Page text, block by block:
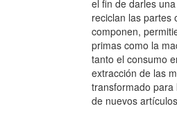
el fin de darles
reciclan las partes
componen,
primas como la
tanto el consumo
extracción de las
transformado para
de nuevos